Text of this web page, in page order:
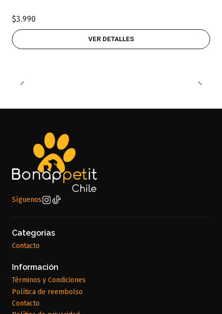
$3.990
VER DETALLES
Síguenos
Categorías
Contacto
Información
Términos y Condiciones
Política de reembolso
Contacto